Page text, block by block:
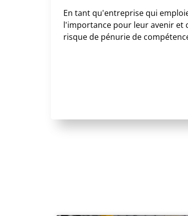
En tant qu'entreprise qui
l'importance pour leur avenir et
risque de pénurie de